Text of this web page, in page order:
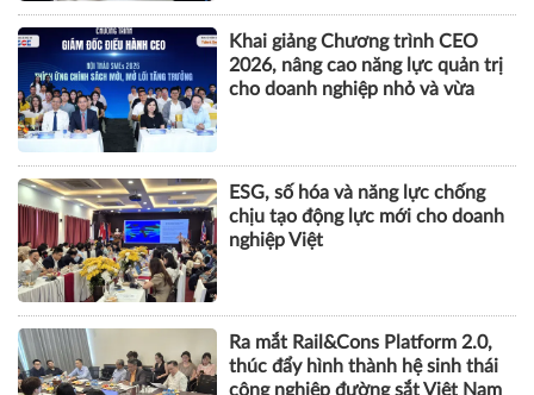
ESG, số hóa và năng lực chống
chịu tạo động lực mới cho doanh
nghiệp Việt
Ra mắt Rail&Cons Platform 2.0,
thúc đẩy hình thành hệ sinh thái
công nghiệp đường sắt Việt Nam
BẤT ĐỘNG SẢN